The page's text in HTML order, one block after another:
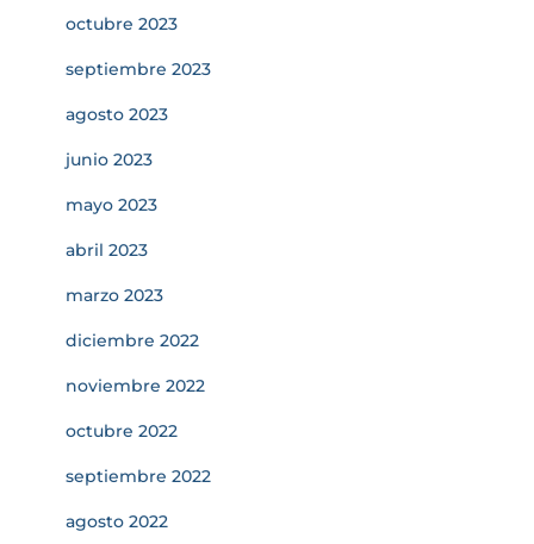
octubre 2023
septiembre 2023
agosto 2023
junio 2023
mayo 2023
abril 2023
marzo 2023
diciembre 2022
noviembre 2022
octubre 2022
septiembre 2022
agosto 2022